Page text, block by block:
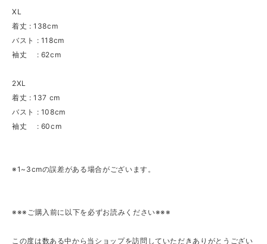
XL
着丈 : 138cm
バスト : 118cm
袖丈 : 62cm
2XL
着丈 : 137 cm
バスト : 108cm
袖丈 : 60cm
※1~3cmの誤差がある場合がございます。
※※※ご購入前に以下を必ずお読みください※※※
この度は数ある中から当ショップを訪問していただきありがとうござい